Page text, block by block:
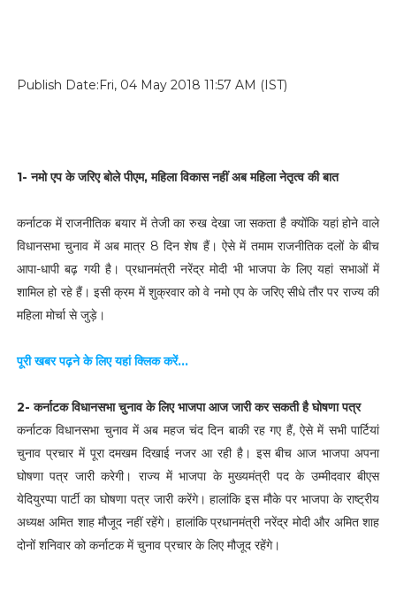
Publish Date:Fri, 04 May 2018 11:57 AM (IST)
1-नमो एप के जरिए बोले पीएम, महिला विकास नहीं अब महिला नेतृत्‍व की बात
कर्नाटक में राजनीतिक बयार में तेजी का रुख देखा जा सकता है क्‍योंकि यहां होने वाले
विधानसभा चुनाव में अब मात्र 8 दिन शेष हैं। ऐसे में तमाम राजनीतिक दलों के बीच
आपा-धापी बढ़ गयी है। प्रधानमंत्री नरेंद्र मोदी भी भाजपा के लिए यहां सभाओं में
शामिल हो रहे हैं। इसी क्रम में शुक्रवार को वे नमो एप के जरिए सीधे तौर पर राज्‍य की
महिला मोर्चा से जुड़े।
पूरी खबर पढ़ने के लिए यहां क्लिक करें...
2- कर्नाटक विधानसभा चुनाव के लिए भाजपा आज जारी कर सकती है घोषणा पत्र
कर्नाटक विधानसभा चुनाव में अब महज चंद दिन बाकी रह गए हैं, ऐसे में सभी पार्टियां
चुनाव प्रचार में पूरा दमखम दिखाई नजर आ रही है। इस बीच आज भाजपा अपना
घोषणा पत्र जारी करेगी। राज्य में भाजपा के मुख्यमंत्री पद के उम्मीदवार बीएस
येदियुरप्पा पार्टी का घोषणा पत्र जारी करेंगे। हालांकि इस मौके पर भाजपा के राष्ट्रीय
अध्यक्ष अमित शाह मौजूद नहीं रहेंगे। हालांकि प्रधानमंत्री नरेंद्र मोदी और अमित शाह
दोनों शनिवार को कर्नाटक में चुनाव प्रचार के लिए मौजूद रहेंगे।